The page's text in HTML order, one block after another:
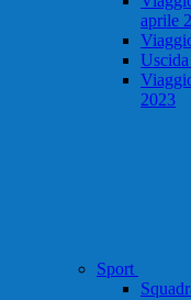
aprile
2023
Sport